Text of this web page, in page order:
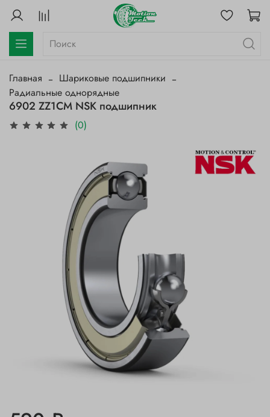
Главная
Шариковые подшипники
Радиальные однорядные
6902 ZZ1CM NSK подшипник
(0)